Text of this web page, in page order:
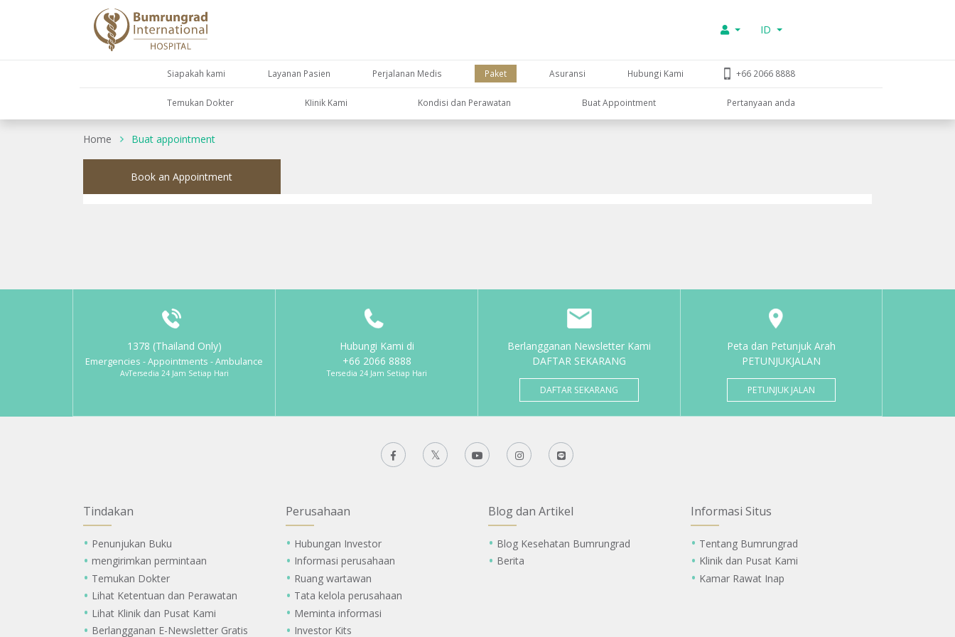
ID
Siapakah kami Layanan Pasien Perjalanan Medis Paket Asuransi Hubungi Kami +66 2066 8888
Temukan Dokter KIinik Kami Kondisi dan Perawatan Buat Appointment Pertanyaan anda
Home Buat appointment
Book an Appointment
1378 (Thailand Only)
Emergencies - Appointments - Ambulance
AvTersedia 24 Jam Setiap Hari
Hubungi Kami di
+66 2066 8888
Tersedia 24 Jam Setiap Hari
Berlangganan Newsletter Kami
DAFTAR SEKARANG
DAFTAR SEKARANG
Peta dan Petunjuk Arah
PETUNJUKJALAN
PETUNJUK JALAN
Tindakan
Penunjukan Buku
mengirimkan permintaan
Temukan Dokter
Lihat Ketentuan dan Perawatan
Lihat Klinik dan Pusat Kami
Berlangganan E-Newsletter Gratis
Perusahaan
Hubungan Investor
Informasi perusahaan
Ruang wartawan
Tata kelola perusahaan
Meminta informasi
Investor Kits
Blog dan Artikel
Blog Kesehatan Bumrungrad
Berita
Informasi Situs
Tentang Bumrungrad
Klinik dan Pusat Kami
Kamar Rawat Inap